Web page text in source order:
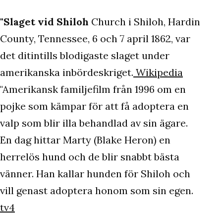
"Slaget vid Shiloh Church i Shiloh, Hardin
County, Tennessee, 6 och 7 april 1862, var
det ditintills blodigaste slaget under
amerikanska inbördeskriget. Wikipedia
"Amerikansk familjefilm från 1996 om en
pojke som kämpar för att få adoptera en
valp som blir illa behandlad av sin ägare.
En dag hittar Marty (Blake Heron) en
herrelös hund och de blir snabbt bästa
vänner. Han kallar hunden för Shiloh och
vill genast adoptera honom som sin egen.
tv4